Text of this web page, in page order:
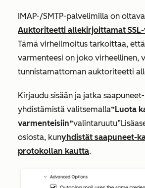
IMAP-/SMTP-palvelimilla on oltava
Auktoriteetti allekirjoittamat
Tämä virheilmoitus tarkoittaa, että
varmenteesi on joko virheellinen,
tunnistamattoman auktoriteetti
Kirjaudu sisään ja jatka
yhdistämistä valitsemalla”Luota
varmenteisiin”valintaruutu
osiosta, kunyhdistät saapuneet-
protokollan kautta.